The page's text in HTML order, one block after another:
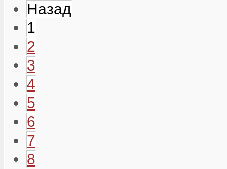
Назад
1
2
3
4
5
6
7
8